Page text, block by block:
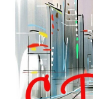
Афиша